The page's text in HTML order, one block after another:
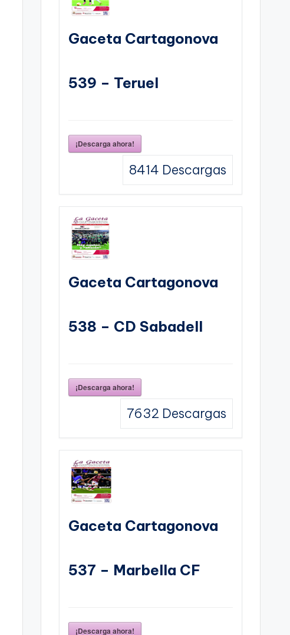
Gaceta Cartagonova
539 – Teruel
¡Descarga ahora!
8414 Descargas
Gaceta Cartagonova
538 – CD Sabadell
¡Descarga ahora!
7632 Descargas
Gaceta Cartagonova
537 – Marbella CF
¡Descarga ahora!